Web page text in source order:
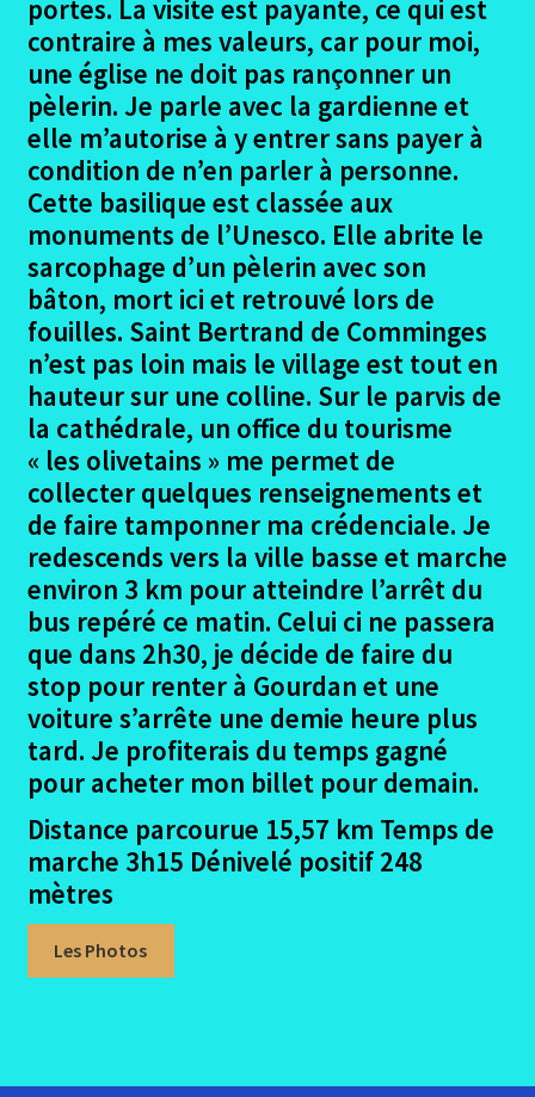
Saint Martory – Estancarbon Photos
Estancarbon – Gourdan Polignac
Estancarbon – Gourdan Polignac Photos
Gourdan Polignan – St Bertrand de Comminges
Gourdan Polignan – St Bertrand Photos
Lourdes Premier jour
Lourdes Premier jour Photos
Lourdes Dernier Jour
Lourdes Dernier jour Photos
La Garona – Avis sur les logements
La credentiale la Garona
Conclusion La Garona
La Regordane
le
menu
Valença Padron Santiago
Ouvrir
Me contacter
portes. La visite est payante, ce qui est
contraire à mes valeurs, car pour moi,
une église ne doit pas rançonner un
pèlerin. Je parle avec la gardienne et
elle m’autorise à y entrer sans payer à
condition de n’en parler à personne.
Cette basilique est classée aux
monuments de l’Unesco. Elle abrite le
sarcophage d’un pèlerin avec son
bâton, mort ici et retrouvé lors de
fouilles. Saint Bertrand de Comminges
n’est pas loin mais le village est tout en
hauteur sur une colline. Sur le parvis de
la cathédrale, un office du tourisme
« les olivetains » me permet de
collecter quelques renseignements et
de faire tamponner ma crédenciale. Je
redescends vers la ville basse et marche
environ 3 km pour atteindre l’arrêt du
bus repéré ce matin. Celui ci ne passera
que dans 2h30, je décide de faire du
stop pour renter à Gourdan et une
voiture s’arrête une demie heure plus
tard. Je profiterais du temps gagné
pour acheter mon billet pour demain.
Distance parcourue 15,57 km Temps de
marche 3h15 Dénivelé positif 248
mètres
Les Photos